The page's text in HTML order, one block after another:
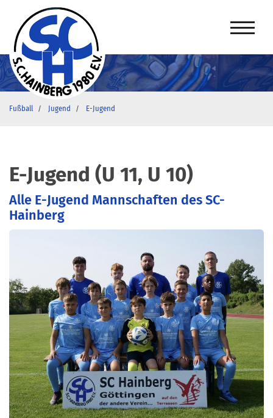
Fußball Jugend E-Jugend
E-Jugend (U 11, U 10)
Alle E-Jugend Mannschaften des SC-
Hainberg